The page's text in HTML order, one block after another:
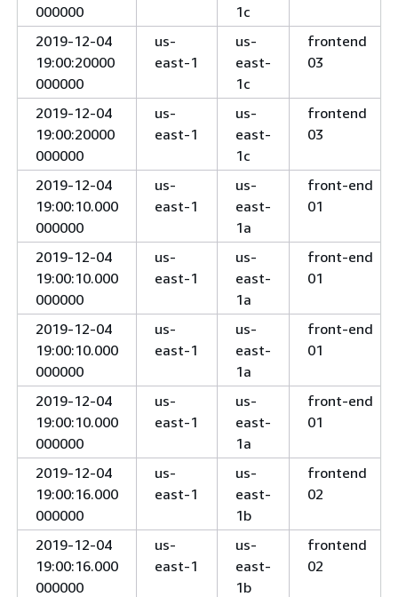
000000
1c
2019-12-04
19:00:20000
000000
us-
east-1
us-
east-
1c
frontend
03
2019-12-04
19:00:20000
000000
us-
east-1
us-
east-
1c
frontend
03
2019-12-04
19:00:10.000
000000
us-
east-1
us-
east-
1a
front-end
01
2019-12-04
19:00:10.000
000000
us-
east-1
us-
east-
1a
front-end
01
2019-12-04
19:00:10.000
000000
us-
east-1
us-
east-
1a
front-end
01
2019-12-04
19:00:10.000
000000
us-
east-1
us-
east-
1a
front-end
01
2019-12-04
19:00:16.000
000000
us-
east-1
us-
east-
1b
frontend
02
2019-12-04
19:00:16.000
000000
us-
east-1
us-
east-
1b
frontend
02